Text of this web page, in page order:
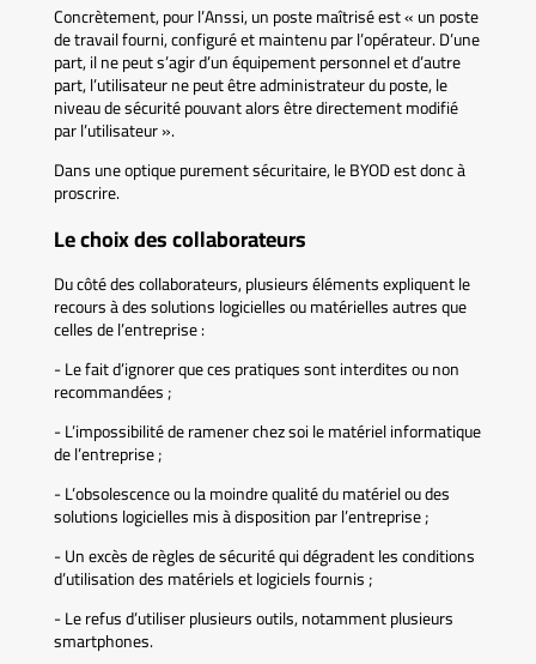
Concrètement, pour l’Anssi, un poste maîtrisé est « un poste
de travail fourni, configuré et maintenu par l’opérateur. D’une
part, il ne peut s’agir d’un équipement personnel et d’autre
part, l’utilisateur ne peut être administrateur du poste, le
niveau de sécurité pouvant alors être directement modifié
par l’utilisateur ».
Dans une optique purement sécuritaire, le BYOD est donc à
proscrire.
Le choix des collaborateurs
Du côté des collaborateurs, plusieurs éléments expliquent le
recours à des solutions logicielles ou matérielles autres que
celles de l’entreprise :
- Le fait d’ignorer que ces pratiques sont interdites ou non
recommandées ;
- L’impossibilité de ramener chez soi le matériel informatique
de l’entreprise ;
- L’obsolescence ou la moindre qualité du matériel ou des
solutions logicielles mis à disposition par l’entreprise ;
- Un excès de règles de sécurité qui dégradent les conditions
d’utilisation des matériels et logiciels fournis ;
- Le refus d’utiliser plusieurs outils, notamment plusieurs
smartphones.